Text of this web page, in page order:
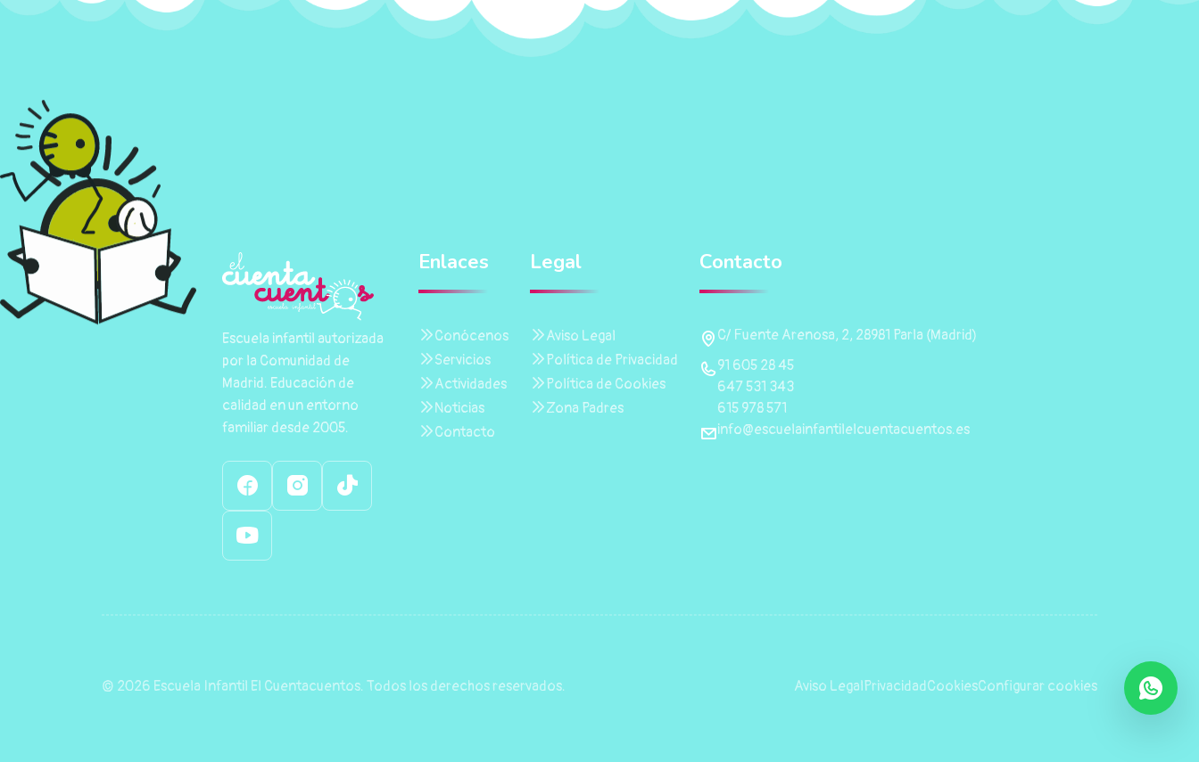
Escuela infantil autorizada
por la Comunidad de
Madrid. Educación de
calidad en un entorno
familiar desde 2005.
Enlaces
Conócenos
Servicios
Actividades
Noticias
Contacto
Legal
Aviso Legal
Política de Privacidad
Política de Cookies
Zona Padres
Contacto
C/ Fuente Arenosa, 2, 28981 Parla (Madrid)
91 605 28 45
647 531 343
615 978 571
info@escuelainfantilelcuentacuentos.es
© 2026 Escuela Infantil El Cuentacuentos. Todos los derechos reservados. Aviso LegalPrivacidadCookiesConfigurar cookies